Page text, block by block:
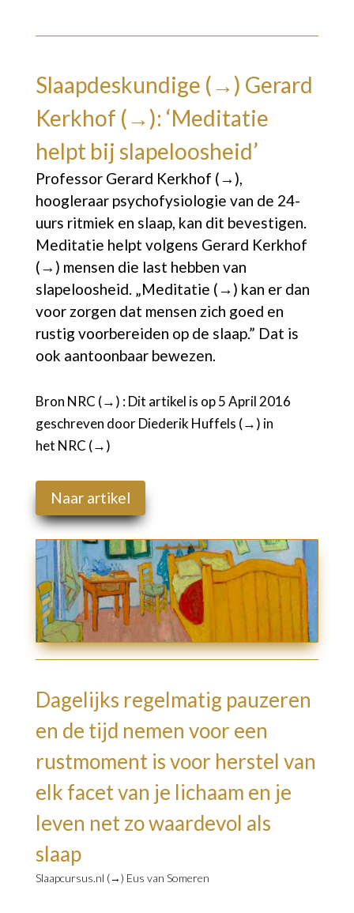
Slaapdeskundige (→) Gerard
Kerkhof (→): ‘Meditatie
helpt bij slapeloosheid’
Professor Gerard Kerkhof (→),
hoogleraar psychofysiologie van de 24-
uurs ritmiek en slaap, kan dit bevestigen.
Meditatie helpt volgens Gerard Kerkhof
(→) mensen die last hebben van
slapeloosheid. „Meditatie (→) kan er dan
voor zorgen dat mensen zich goed en
rustig voorbereiden op de slaap.” Dat is
ook aantoonbaar bewezen.
Bron NRC (→) :Dit artikel is op 5 April 2016
geschreven doorDiederik Huffels (→) in
het NRC (→)
Naar artikel
Dagelijks regelmatig pauzeren
en de tijd nemen voor een
rustmoment is voor herstel van
elk facet van je lichaam en je
leven net zo waardevol als
slaap
Slaapcursus.nl (→) Eus van Someren